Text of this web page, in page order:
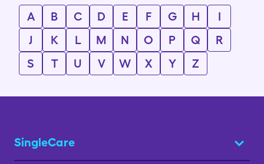
A B C D E F G H
I
J
K L M N O P Q
R
S
T U V W X Y Z
SingleCare